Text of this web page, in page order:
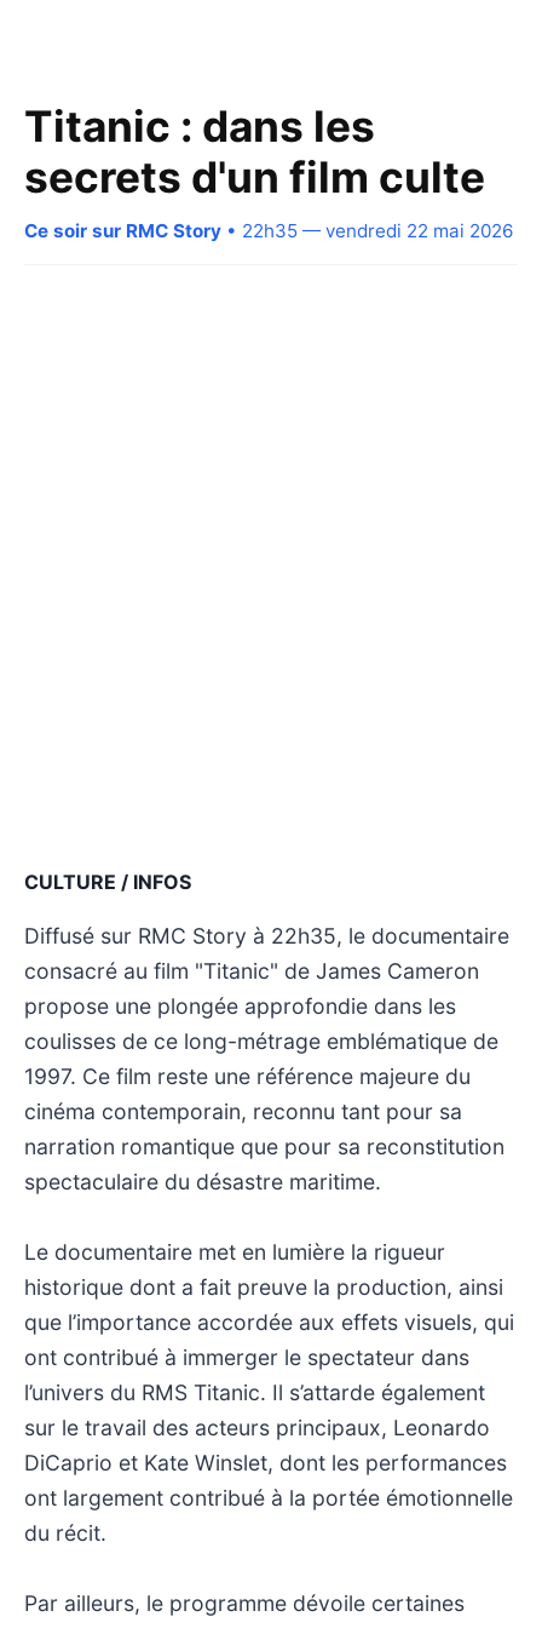
Titanic : dans les
secrets d'un film culte
Ce soir sur RMC Story • 22h35 — vendredi 22 mai 2026
CULTURE / INFOS
Diffusé sur RMC Story à 22h35, le documentaire
consacré au film "Titanic" de James Cameron
propose une plongée approfondie dans les
coulisses de ce long-métrage emblématique de
1997. Ce film reste une référence majeure du
cinéma contemporain, reconnu tant pour sa
narration romantique que pour sa reconstitution
spectaculaire du désastre maritime.
Le documentaire met en lumière la rigueur
historique dont a fait preuve la production, ainsi
que l’importance accordée aux effets visuels, qui
ont contribué à immerger le spectateur dans
l’univers du RMS Titanic. Il s’attarde également
sur le travail des acteurs principaux, Leonardo
DiCaprio et Kate Winslet, dont les performances
ont largement contribué à la portée émotionnelle
du récit.
Par ailleurs, le programme dévoile certaines